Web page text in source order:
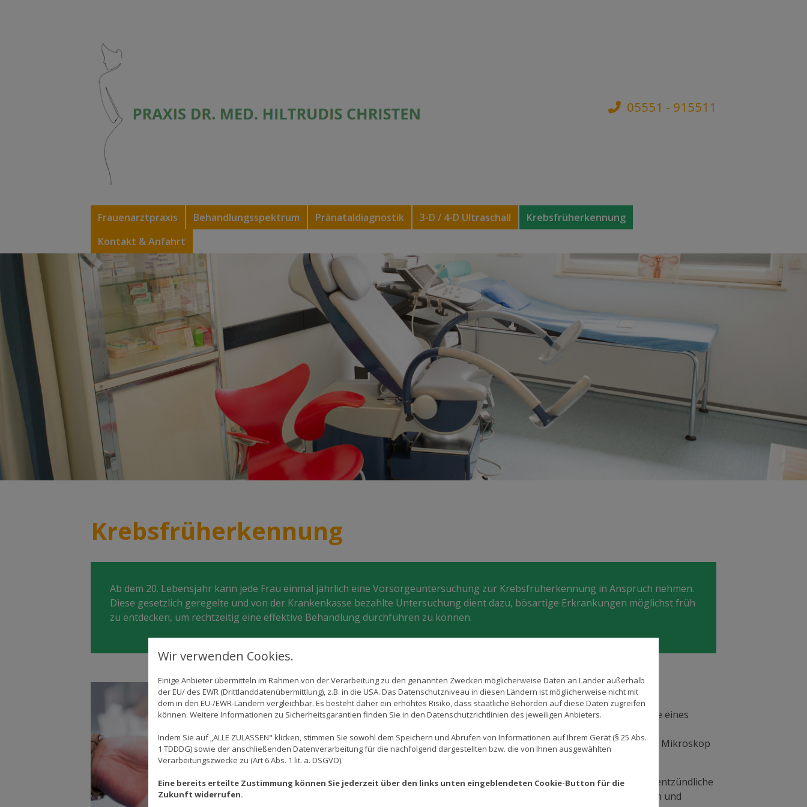
05551 - 915511
Frauenarztpraxis Behandlungsspektrum Pränataldiagnostik 3-D / 4-D Ultraschall
Krebsfrüherkennung
Kontakt & Anfahrt
Krebsfrüherkennung
Ab dem 20. Lebensjahr kann jede Frau einmal jährlich eine Vorsorgeuntersuchung zur Krebsfrüherkennung in Anspruch nehmen.
Diese gesetzlich geregelte und von der Krankenkasse bezahlte Untersuchung dient dazu, bösartige Erkrankungen möglichst früh
zu entdecken, um rechtzeitig eine effektive Behandlung durchführen zu können.
Krebsvorsorgeabstrich
Beim Krebsvorsorgeabstrich (PAP-Abstrich) entnimmt Ihre Frauenärztin mithilfe eines
Gebärmutterhalskanal. Diese werden anschließend eingefärbt und unter einem Mikroskop
auf krankhafte Veränderungen hin überprüft.
Mit diesem von George Papanicolaou in den USA entwickelten Test lassen sich entzündliche
Zellveränderungen, mögliche Vorstufen von Krebs sowie Krebszellen entdecken und
Wir verwenden Cookies.
Einige Anbieter übermitteln im Rahmen von der Verarbeitung zu den genannten Zwecken möglicherweise Daten an Länder außerhalb
der EU/ des EWR (Drittlanddatenübermittlung), z.B. in die USA. Das Datenschutzniveau in diesen Ländern ist möglicherweise nicht mit
dem in den EU-/EWR-Ländern vergleichbar. Es besteht daher ein erhöhtes Risiko, dass staatliche Behörden auf diese Daten zugreifen
können. Weitere Informationen zu Sicherheitsgarantien finden Sie in den Datenschutzrichtlinien des jeweiligen Anbieters.
Indem Sie auf „ALLE ZULASSEN" klicken, stimmen Sie sowohl dem Speichern und Abrufen von Informationen auf Ihrem Gerät (§ 25 Abs.
1 TDDDG) sowie der anschließenden Datenverarbeitung für die nachfolgend dargestellten bzw. die von Ihnen ausgewählten
Verarbeitungszwecke zu (Art 6 Abs. 1 lit. a. DSGVO).
Eine bereits erteilte Zustimmung können Sie jederzeit über den links unten eingeblendeten Cookie-Button für die
Zukunft widerrufen.